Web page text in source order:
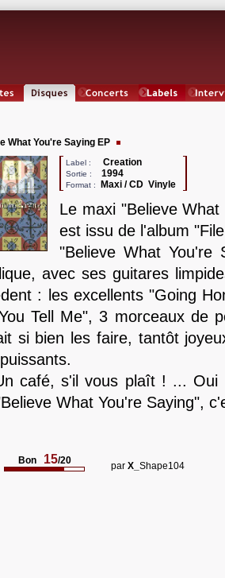
What You're Saying EP
Label : Creation
Sortie : 1994
Format : Maxi / CD Vinyle
Le maxi "Believe
est issu de l'album
"Believe What You're
avec ses guitares
: les excellents "Going
Tell Me", 3 morceaux de
si bien les faire, tantôt
café, s'il vous plaît ! ...
What You're Saying",
Bon 15/20 par X_ Shape104